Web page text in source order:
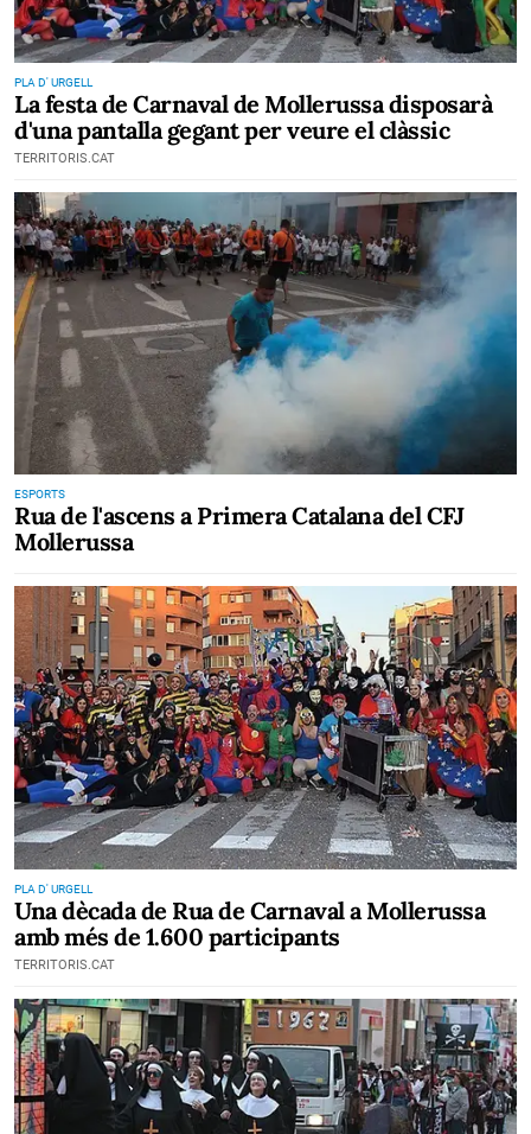
PLA D' URGELL
La festa de Carnaval de Mollerussa disposarà
d'una pantalla gegant per veure el clàssic
TERRITORIS.CAT
ESPORTS
Rua de l'ascens a Primera Catalana del CFJ
Mollerussa
PLA D' URGELL
Una dècada de Rua de Carnaval a Mollerussa
amb més de 1.600 participants
TERRITORIS.CAT